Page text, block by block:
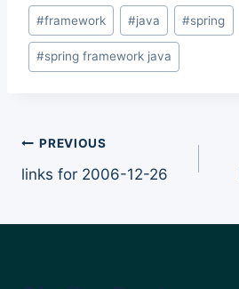
Post
Tags:
#framework #java #spring
#spring framework java
Post
navigation
PREVIOUS
links for 2006-12-26